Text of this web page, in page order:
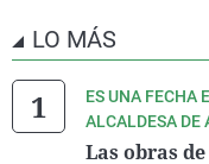
LO MÁS
ES UNA FECHA
ALCALDESA DE
Las obras